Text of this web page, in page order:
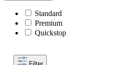
Standard
Premium
Quickstop